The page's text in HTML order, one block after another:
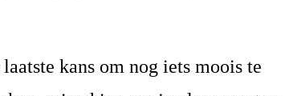
kans om nog iets moois te